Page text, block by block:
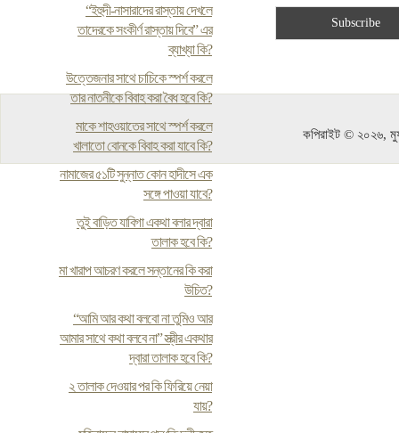
“ইহুদী-নাসারাদের রাস্তায় দেখলে
তাদেরকে সংকীর্ণ রাস্তায় দিবে” এর
ব্যাখ্যা কি?
উত্তেজনার সাথে চাচিকে স্পর্শ করলে
তার নাতনীকে বিবাহ করা বৈধ হবে কি?
মাকে শাহওয়াতের সাথে স্পর্শ করলে
খালাতো বোনকে বিবাহ করা যাবে কি?
নামাজের ৫১টি সুন্নাত কোন হাদীসে এক
সঙ্গে পাওয়া যাবে?
তুই বাড়িত যাবিগা একথা বলার দ্বারা
তালাক হবে কি?
মা খারাপ আচরণ করলে সন্তানের কি করা
উচিত?
“আমি আর কথা বলবো না তুমিও আর
আমার সাথে কথা বলবে না” স্ত্রীর একথার
দ্বারা তালাক হবে কি?
২ তালাক দেওয়ার পর কি ফিরিয়ে নেয়া
যায়?
কপিরাইট © ২০২৬,